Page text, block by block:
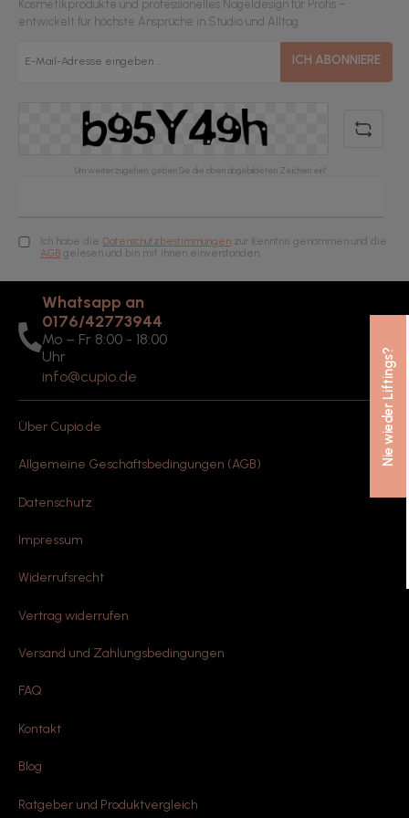
Kosmetikprodukte und professionelles Nageldesign für Profis –
entwickelt für höchste Ansprüche in Studio und Alltag.
Mail-
ICH ABONNIERE
Um weiterzugehen, geben Sie die oben abgebildeten Zeichen ein*
Ich habe die Datenschutzbestimmungen zur Kenntnis genommen und die
AGB gelesen und bin mit ihnen einverstanden.
Über Cupio.de
Allgemeine Geschäftsbedingungen (AGB)
Datenschutz
Impressum
Widerrufsrecht
Vertrag widerrufen
Versand und Zahlungsbedingungen
FAQ
Kontakt
Blog
Ratgeber und Produktvergleich
Whatsapp an
0176/42773944
Mo – Fr 8:00 - 18:00
Uhr
info@cupio.de
Nie wieder Liftings?